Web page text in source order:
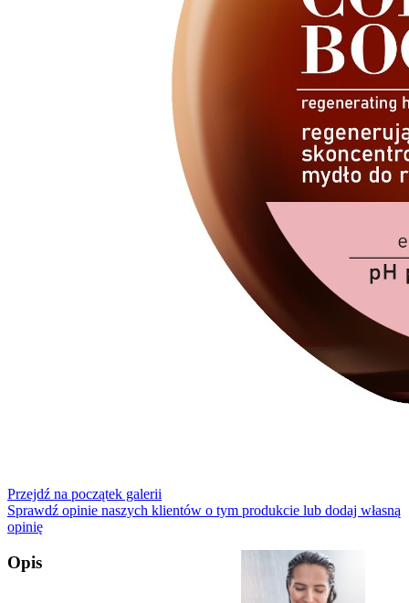
Przejdź na początek galerii
Sprawdź opinie naszych klientów o tym produkcie lub dodaj własną
opinię
Opis